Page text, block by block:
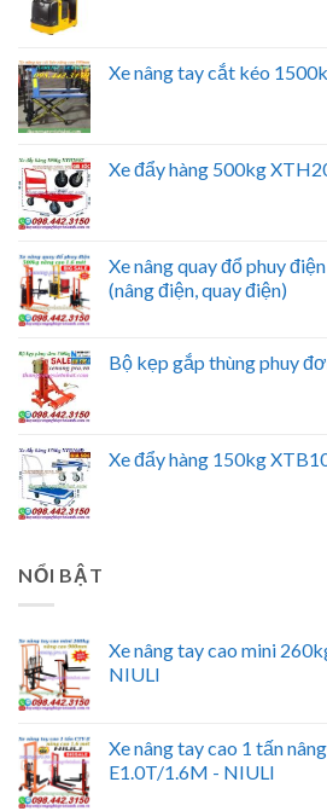
Xe nâng tay cắt kéo
Xe đẩy hàng 500kg
Xe nâng quay đổ phuy
(nâng điện, quay điện)
Bộ kẹp gắp thùng phuy
Xe đẩy hàng 150kg
NỔI BẬT
Xe nâng tay cao mini
NIULI
Xe nâng tay cao 1 tấn
E1.0T/1.6M - NIULI